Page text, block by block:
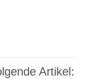
Artikel: